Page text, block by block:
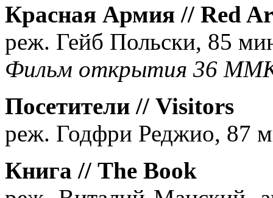
Красная Армия // Red
реж. Гейб Польски, 85
Фильм открытия 36
Посетители // Visitors
реж. Годфри Реджио, 87
Книга // The Book